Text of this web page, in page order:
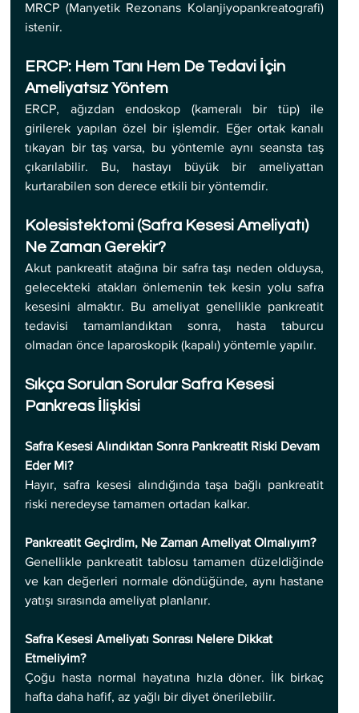
MRCP (Manyetik Rezonans Kolanjiyopankreatografi)
istenir.
ERCP: Hem Tanı Hem De Tedavi İçin
Ameliyatsız Yöntem
ERCP, ağızdan endoskop (kameralı bir tüp) ile
girilerek yapılan özel bir işlemdir. Eğer ortak kanalı
tıkayan bir taş varsa, bu yöntemle aynı seansta taş
çıkarılabilir. Bu, hastayı büyük bir ameliyattan
kurtarabilen son derece etkili bir yöntemdir.
Kolesistektomi (Safra Kesesi Ameliyatı)
Ne Zaman Gerekir?
Akut pankreatit atağına bir safra taşı neden olduysa,
gelecekteki atakları önlemenin tek kesin yolu safra
kesesini almaktır. Bu ameliyat genellikle pankreatit
tedavisi tamamlandıktan sonra, hasta taburcu
olmadan önce laparoskopik (kapalı) yöntemle yapılır.
Sıkça Sorulan Sorular Safra Kesesi
Pankreas İlişkisi
Safra Kesesi Alındıktan Sonra Pankreatit Riski Devam
Eder Mi?
Hayır, safra kesesi alındığında taşa bağlı pankreatit
riski neredeyse tamamen ortadan kalkar.
Pankreatit Geçirdim, Ne Zaman Ameliyat Olmalıyım?
Genellikle pankreatit tablosu tamamen düzeldiğinde
ve kan değerleri normale döndüğünde, aynı hastane
yatışı sırasında ameliyat planlanır.
Safra Kesesi Ameliyatı Sonrası Nelere Dikkat
Etmeliyim?
Çoğu hasta normal hayatına hızla döner. İlk birkaç
hafta daha hafif, az yağlı bir diyet önerilebilir.